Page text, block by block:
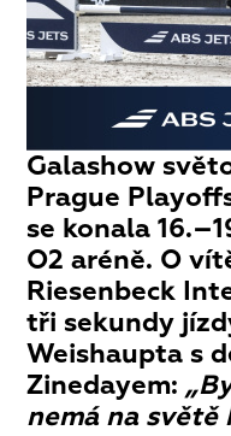
Galashow
Prague
se konala
O2 aréně. O
Riesenbeck
tři sekundy
Weishaupta s
Zinedayem:
nemá na světě